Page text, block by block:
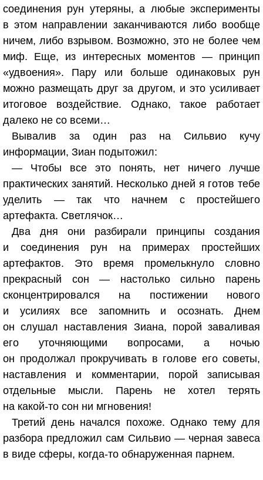
соединения рун утеряны, а любые эксперименты
в этом направлении заканчиваются либо вообще
ничем, либо взрывом. Возможно, это не более чем
миф. Еще, из интересных моментов — принцип
«удвоения». Пару или больше одинаковых рун
можно размещать друг за другом, и это усиливает
итоговое воздействие. Однако, такое работает
далеко не со всеми…
Вывалив за один раз на Сильвио кучу
информации, Зиан подытожил:
— Чтобы все это понять, нет ничего лучше
практических занятий. Несколько дней я готов тебе
уделить — так что начнем с простейшего
артефакта. Светлячок…
Два дня они разбирали принципы создания
и соединения рун на примерах простейших
артефактов. Это время промелькнуло словно
прекрасный сон — настолько сильно парень
сконцентрировался на постижении нового
и усилиях все запомнить и осознать. Днем
он слушал наставления Зиана, порой заваливая
его уточняющими вопросами, а ночью
он продолжал прокручивать в голове его советы,
наставления и комментарии, порой записывая
отдельные мысли. Парень не хотел терять
на какой-то сон ни мгновения!
Третий день начался похоже. Однако тему для
разбора предложил сам Сильвио — черная завеса
в виде сферы, когда-то обнаруженная парнем.